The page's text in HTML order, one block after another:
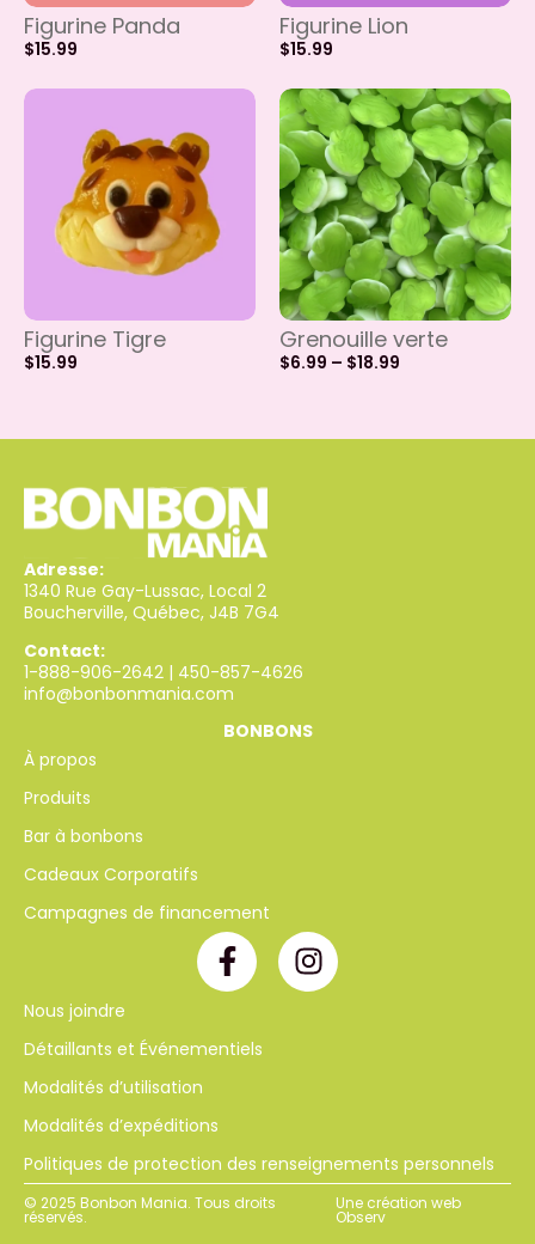
Figurine Panda
$15.99
Figurine Lion
$15.99
Figurine Tigre
$15.99
Grenouille verte
$6.99 – $18.99
Adresse:
1340 Rue Gay-Lussac, Local 2
Boucherville, Québec, J4B 7G4
Contact:
1-888-906-2642 | 450-857-4626
info@bonbonmania.com
BONBONS
À propos
Produits
Bar à bonbons
Cadeaux Corporatifs
Campagnes de financement
Nous joindre
Détaillants et Événementiels
Modalités d’utilisation
Modalités d’expéditions
Politiques de protection des renseignements personnels
© 2025 Bonbon Mania. Tous droits
réservés.
Une création web
Observ